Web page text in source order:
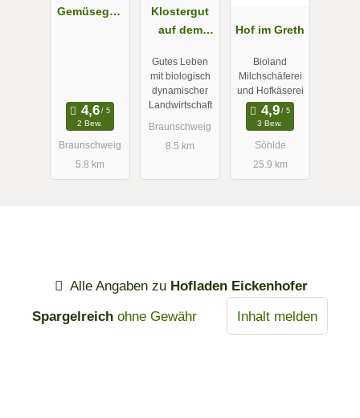
Gemüsegart
2 Bew.
Braunschweig
5.8 km
Klostergut
auf dem
Gutes Leben
mit biologisch
dynamischer
Landwirtschaft
Braunschweig
8.5 km
Hof im Greth
Bioland
Milchschäferei
und Hofkäserei
3 Bew.
Söhlde
25.9 km
Alle Angaben zu Hofladen Eickenhofer
Spargelreich ohne Gewähr Inhalt melden